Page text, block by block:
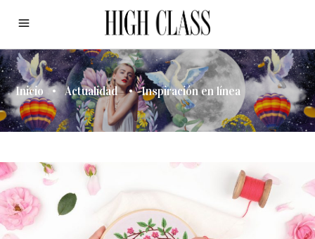
Inicio • Actualidad • Inspiración en línea